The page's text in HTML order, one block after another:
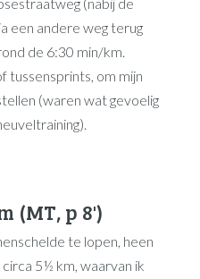
een andere weg terug
de 6:30 min/km.
tussensprints, om mijn
(waren wat gevoelig
(MT, p 8')
te lopen, heen
5½ km, waarvan ik